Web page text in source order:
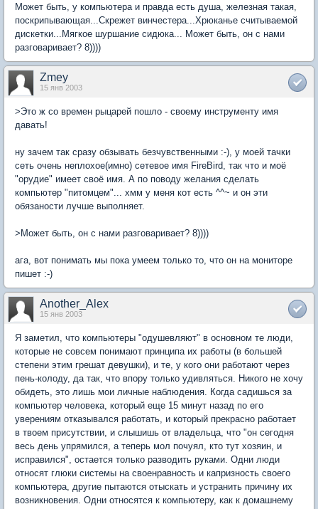
Может быть, у компьютера и правда есть душа, железная такая,
поскрипывающая...Скрежет винчестера...Хрюканье считываемой
дискетки...Мягкое шуршание сидюка... Может быть, он с нами
разговаривает? 8))))
Zmey
15 янв 2003
>Это ж со времен рыцарей пошло - своему инструменту имя
давать!
ну зачем так сразу обзывать безчувственными :-), у моей тачки
сеть очень неплохое(имно) сетевое имя FireBird, так что и моё
"орудие" имеет своё имя. А по поводу желания сделать
компьютер "питомцем"... хмм у меня кот есть ^^~ и он эти
обязаности лучше выполняет.
>Может быть, он с нами разговаривает? 8))))
ага, вот понимать мы пока умеем только то, что он на мониторе
пишет :-)
Another_Alex
15 янв 2003
Я заметил, что компьютеры "одушевляют" в основном те люди,
которые не совсем понимают принципа их работы (в большей
степени этим грешат девушки), и те, у кого они работают через
пень-колоду, да так, что впору только удивляться. Никого не хочу
обидеть, это лишь мои личные наблюдения. Когда садишься за
компьютер человека, который еще 15 минут назад по его
уверениям отказывался работать, и который прекрасно работает
в твоем присутствии, и слышишь от владельца, что "он сегодня
весь день упрямился, а теперь мол почуял, кто тут хозяин, и
исправился", остается только разводить руками. Одни люди
относят глюки системы на своенравность и капризность своего
компьютера, другие пытаются отыскать и устранить причину их
возникновения. Одни относятся к компьютеру, как к домашнему